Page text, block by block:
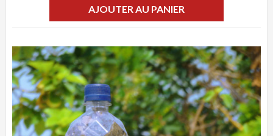
AJOUTER AU PANIER